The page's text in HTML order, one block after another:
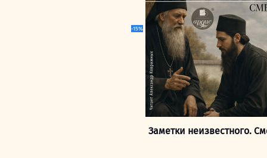
-15%
Заметки неизвестного.